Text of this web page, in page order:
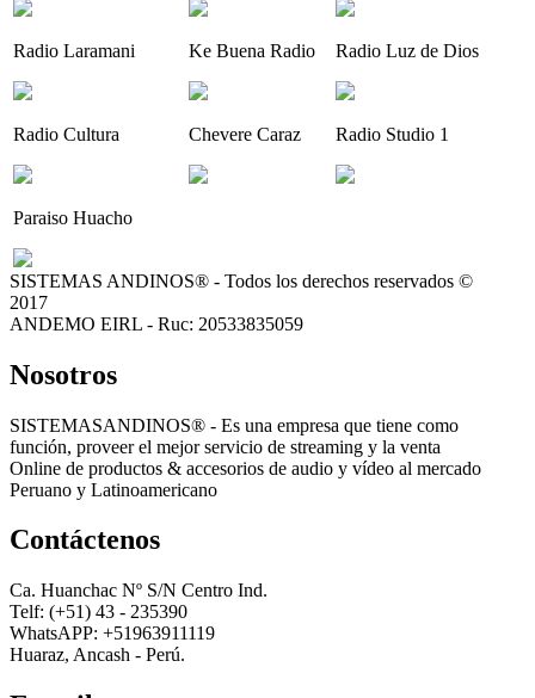
Radio Laramani Ke Buena Radio Radio Luz de Dios
Radio Cultura Chevere Caraz Radio Studio 1
Paraiso Huacho
SISTEMAS ANDINOS® - Todos los derechos reservados ©
2017
ANDEMO EIRL - Ruc: 20533835059
Nosotros
SISTEMASANDINOS® - Es una empresa que tiene como
función, proveer el mejor servicio de streaming y la venta
Online de productos & accesorios de audio y vídeo al mercado
Peruano y Latinoamericano
Contáctenos
Ca. Huanchac Nº S/N Centro Ind.
Telf: (+51) 43 - 235390
WhatsAPP: +51963911119
Huaraz, Ancash - Perú.